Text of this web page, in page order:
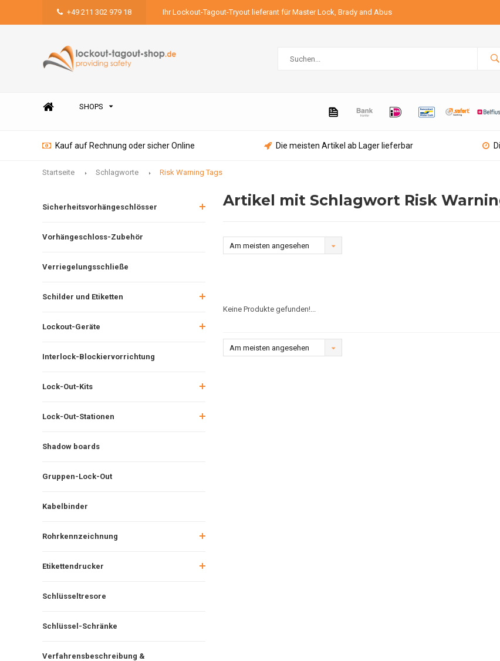
+49 211 302 979 18 Ihr Lockout-Tagout-Tryout lieferant für Master Lock, Brady and Abus
SHOPS
Kauf auf Rechnung oder sicher Online Die meisten Artikel ab Lager lieferbar
Startseite Schlagworte Risk Warning Tags
Sicherheitsvorhängeschlösser
Vorhängeschloss-Zubehör
Verriegelungsschließe
Schilder und Etiketten
Lockout-Geräte
Interlock-Blockiervorrichtung
Lock-Out-Kits
Lock-Out-Stationen
Shadow boards
Gruppen-Lock-Out
Kabelbinder
Rohrkennzeichnung
Etikettendrucker
Schlüsseltresore
Schlüssel-Schränke
Verfahrensbeschreibung &
Artikel mit Schlagwort Risk
Am meisten angesehen
Keine Produkte gefunden!...
Am meisten angesehen